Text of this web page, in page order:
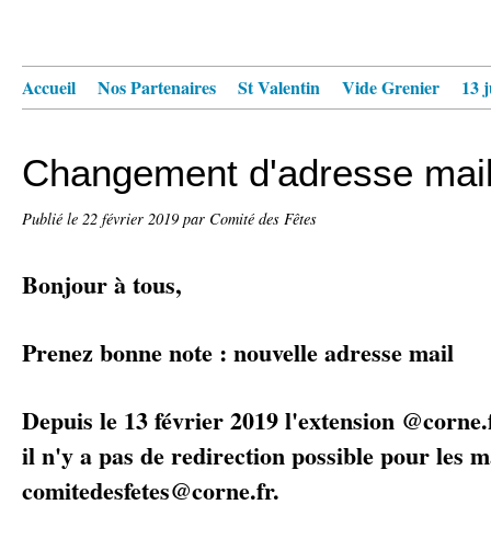
Accueil Nos Partenaires St Valentin Vide Grenier 13
Changement d'adresse
Publié le 22 février 2019 par Comité des Fêtes
Bonjour à tous,
Prenez bonne note : nouvelle adresse mail
Depuis le 13 février 2019 l'extension
il n'y a pas de redirection possible pour les
comitedesfetes@corne.fr.